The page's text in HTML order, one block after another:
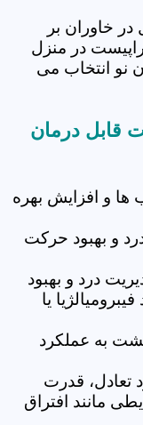
در خاوران بر
در منزل
نو انتخاب می
قابل درمان
و افزایش بهره
و بهبود حرکت
درد و بهبود
یا
به عملکرد
تعادل، قدرت
مانند افتراق